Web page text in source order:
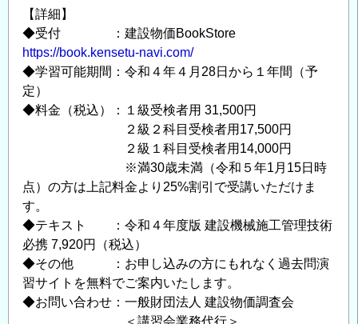
付
与
講
習
会」
を
ま
す
の
【詳細】
◆受付 ：建設物価BookStore
https://book.kensetu-navi.com/
◆学習可能期間：令和４年４月28日から１年間（予
定）
◆料金（税込）：１級受検者用 31,500円
２級２科目受検者用17,500円
２級１科目受検者用14,000円
※満30歳未満（令和５年1月15日時
点）の方は上記料金より25%割引で受講いただけま
す。
◆テキスト ：令和４年度版 建設機械施工管理技術
必携 7,920円（税込）
◆その他 ：お申し込みの方にもれなく過去問演
習サイトを無料でご案内いたします。
◆お問い合わせ：一般財団法人 建設物価調査会
＜講習会業務代行＞